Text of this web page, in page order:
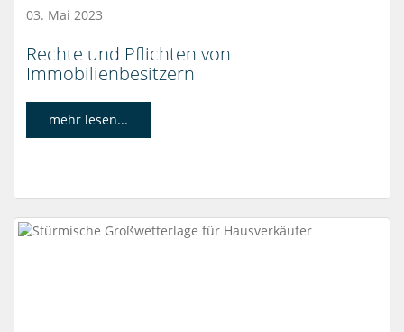
03. Mai 2023
Rechte und Pflichten von
Immobilienbesitzern
mehr lesen...